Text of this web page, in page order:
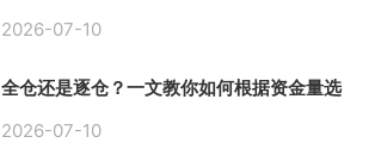
2026-07-10
全仓还是逐仓？一文教你如何根据资金量选
2026-07-10